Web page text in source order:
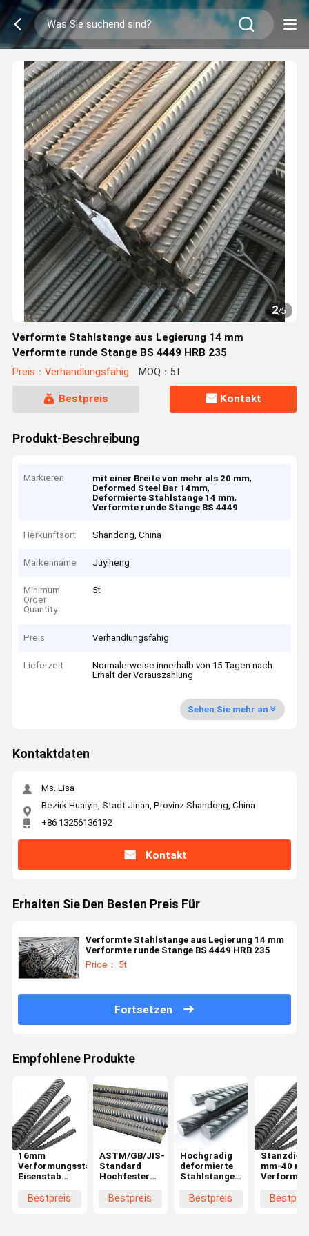
2/5
Verformte Stahlstange aus Legierung 14 mm
Verformte runde Stange BS 4449 HRB 235
Preis：Verhandlungsfähig MOQ：5t
Bestpreis Kontakt
Produkt-Beschreibung
Markieren mit einer Breite von mehr als 20 mm,
Deformed Steel Bar 14mm,
Deformierte Stahlstange 14 mm,
Verformte runde Stange BS 4449
Herkunftsort Shandong, China
Markenname Juyiheng
Minimum
Order
Quantity
5t
Preis Verhandlungsfähig
Lieferzeit
Normalerweise innerhalb von 15 Tagen nach
Erhalt der Vorauszahlung
Sehen Sie mehr an
Kontaktdaten
Ms. Lisa
Bezirk Huaiyin, Stadt Jinan, Provinz Shandong, China
+86 13256136192
Kontakt
Erhalten Sie Den Besten Preis Für
Verformte Stahlstange aus Legierung 14 mm
Verformte runde Stange BS 4449 HRB 235
Price： 5t
Fortsetzen
Empfohlene Produkte
16mm
Verformungsstahl
Eisenstab
8mm 10mm
Bestpreis
ASTM/GB/JIS-
Standard
Hochfester
Bewehrungsstahl
Bestpreis
Hochgradig
deformierte
Stahlstange
Stahlbeton
Bestpreis
mm-40
Verformte